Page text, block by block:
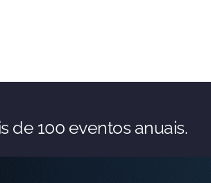
de 100 eventos anuais.